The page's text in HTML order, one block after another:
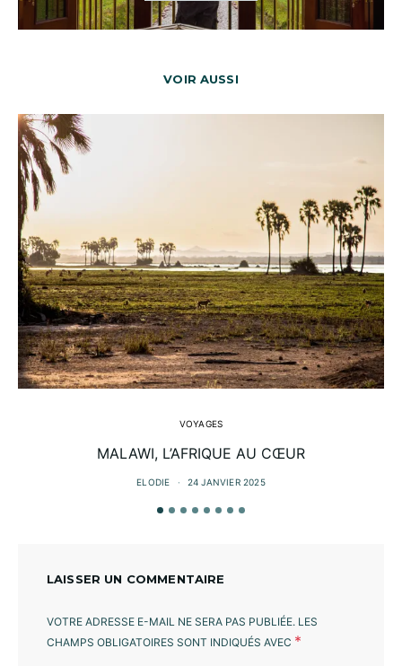
VOIR AUSSI
VOYAGES
MALAWI, L’AFRIQUE AU CŒUR
ELODIE 24 JANVIER 2025
LAISSER UN COMMENTAIRE
VOTRE ADRESSE E-MAIL NE SERA PAS PUBLIÉE. LES
CHAMPS OBLIGATOIRES SONT INDIQUÉS AVEC *